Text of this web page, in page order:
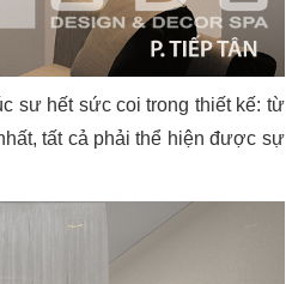
sư hết sức coi trong thiết kế: từ
tất cả phải thể hiện được sự